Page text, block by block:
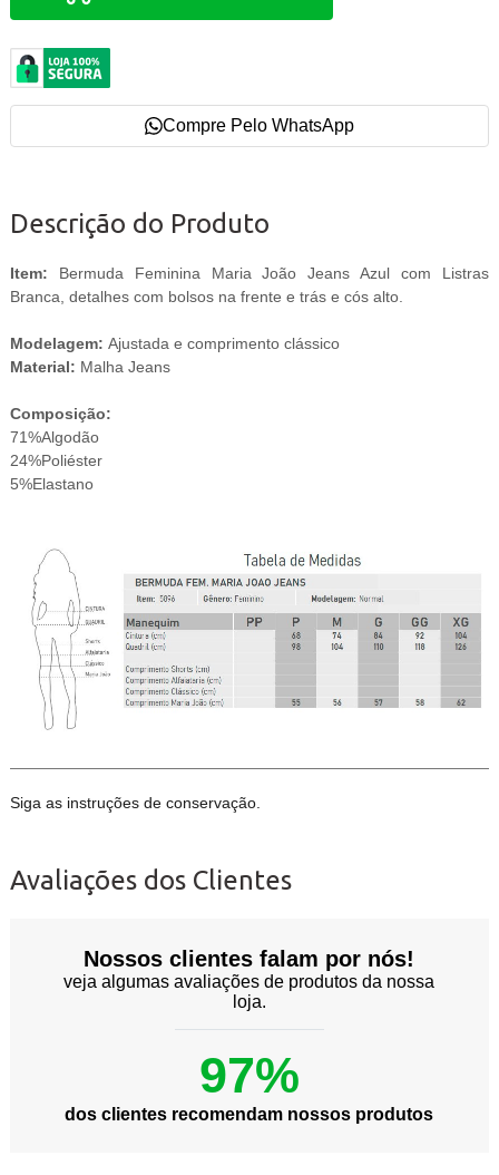
Compre Pelo WhatsApp
Descrição do Produto
Item: Bermuda Feminina Maria João Jeans Azul com Listras
Branca, detalhes com bolsos na frente e trás e cós alto.
Modelagem: Ajustada e comprimento clássico
Material: Malha Jeans
Composição:
71%Algodão
24%Poliéster
5%Elastano
Siga as instruções de conservação.
Avaliações dos Clientes
Nossos clientes falam por nós!
veja algumas avaliações de produtos da nossa
loja.
97%
dos clientes recomendam nossos produtos